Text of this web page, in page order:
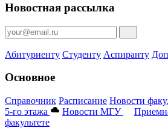
Новостная рассылка
Абитуриенту Студенту Аспиранту
Основное
Справочник Расписание Новости
5-го этажа
Новости МГУ
факультете